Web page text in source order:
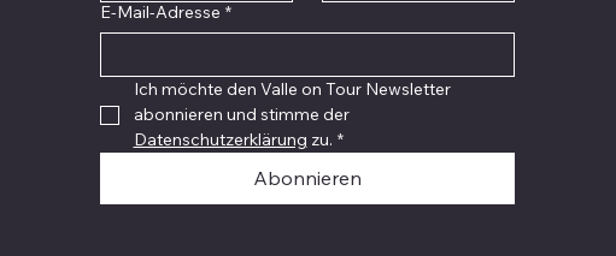
E-Mail-Adresse *
Ich möchte den Valle on Tour Newsletter
abonnieren und stimme der
Datenschutzerklärung zu. *
Abonnieren